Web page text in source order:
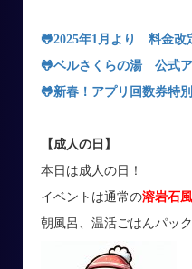
🐸2025年1月より 料金改
🐸ベルさくらの湯 公式ア
🐸新春！アプリ回数券特
【成人の日】
本日は成人の日！
イベントは通常の溶岩石
朝風呂、温活ごはんパッ